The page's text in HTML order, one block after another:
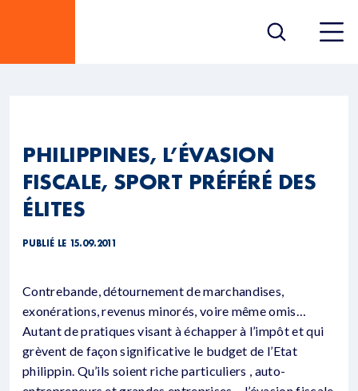
PHILIPPINES, L’ÉVASION
FISCALE, SPORT PRÉFÉRÉ DES
ÉLITES
PUBLIÉ LE 15.09.2011
Contrebande, détournement de marchandises,
exonérations, revenus minorés, voire même omis…
Autant de pratiques visant à échapper à l’impôt et qui
grèvent de façon significative le budget de l’Etat
philippin. Qu’ils soient riche particuliers , auto-